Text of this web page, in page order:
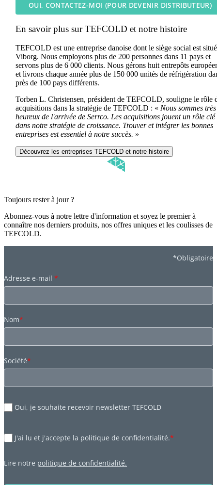
OUI, CONTACTEZ-MOI (POUR DEVENIR DISTRIBUTEUR)
En savoir plus sur TEFCOLD et notre histoire
TEFCOLD est une entreprise danoise dont le siège social est
Viborg. Nous employons plus de 200 personnes dans 11 pays et
servons plus de 6 000 clients. Nous gérons huit entrepôts
et livrons chaque année plus de 150 000 unités de réfrigération
près de 100 pays différents.
Torben L. Christensen, président de TEFCOLD, souligne le rôle
acquisitions dans la stratégie de TEFCOLD : « Nous sommes très
heureux de l'arrivée de Serrco. Les acquisitions jouent un rôle clé
dans notre stratégie de croissance. Trouver et intégrer les bonnes
entreprises est essentiel à notre succès. »
Découvrez les entreprises TEFCOLD et notre histoire
Toujours rester à jour ?
Abonnez-vous à notre lettre d'information et soyez le premier à
connaître nos derniers produits, nos offres uniques et les coulisses de
TEFCOLD.
*Obligatoire
Adresse e-mail *
Nom*
Société*
Oui, je souhaite recevoir newsletter TEFCOLD
J'ai lu et j'accepte la politique de confidentialité.*
Lire notre politique de confidentialité.